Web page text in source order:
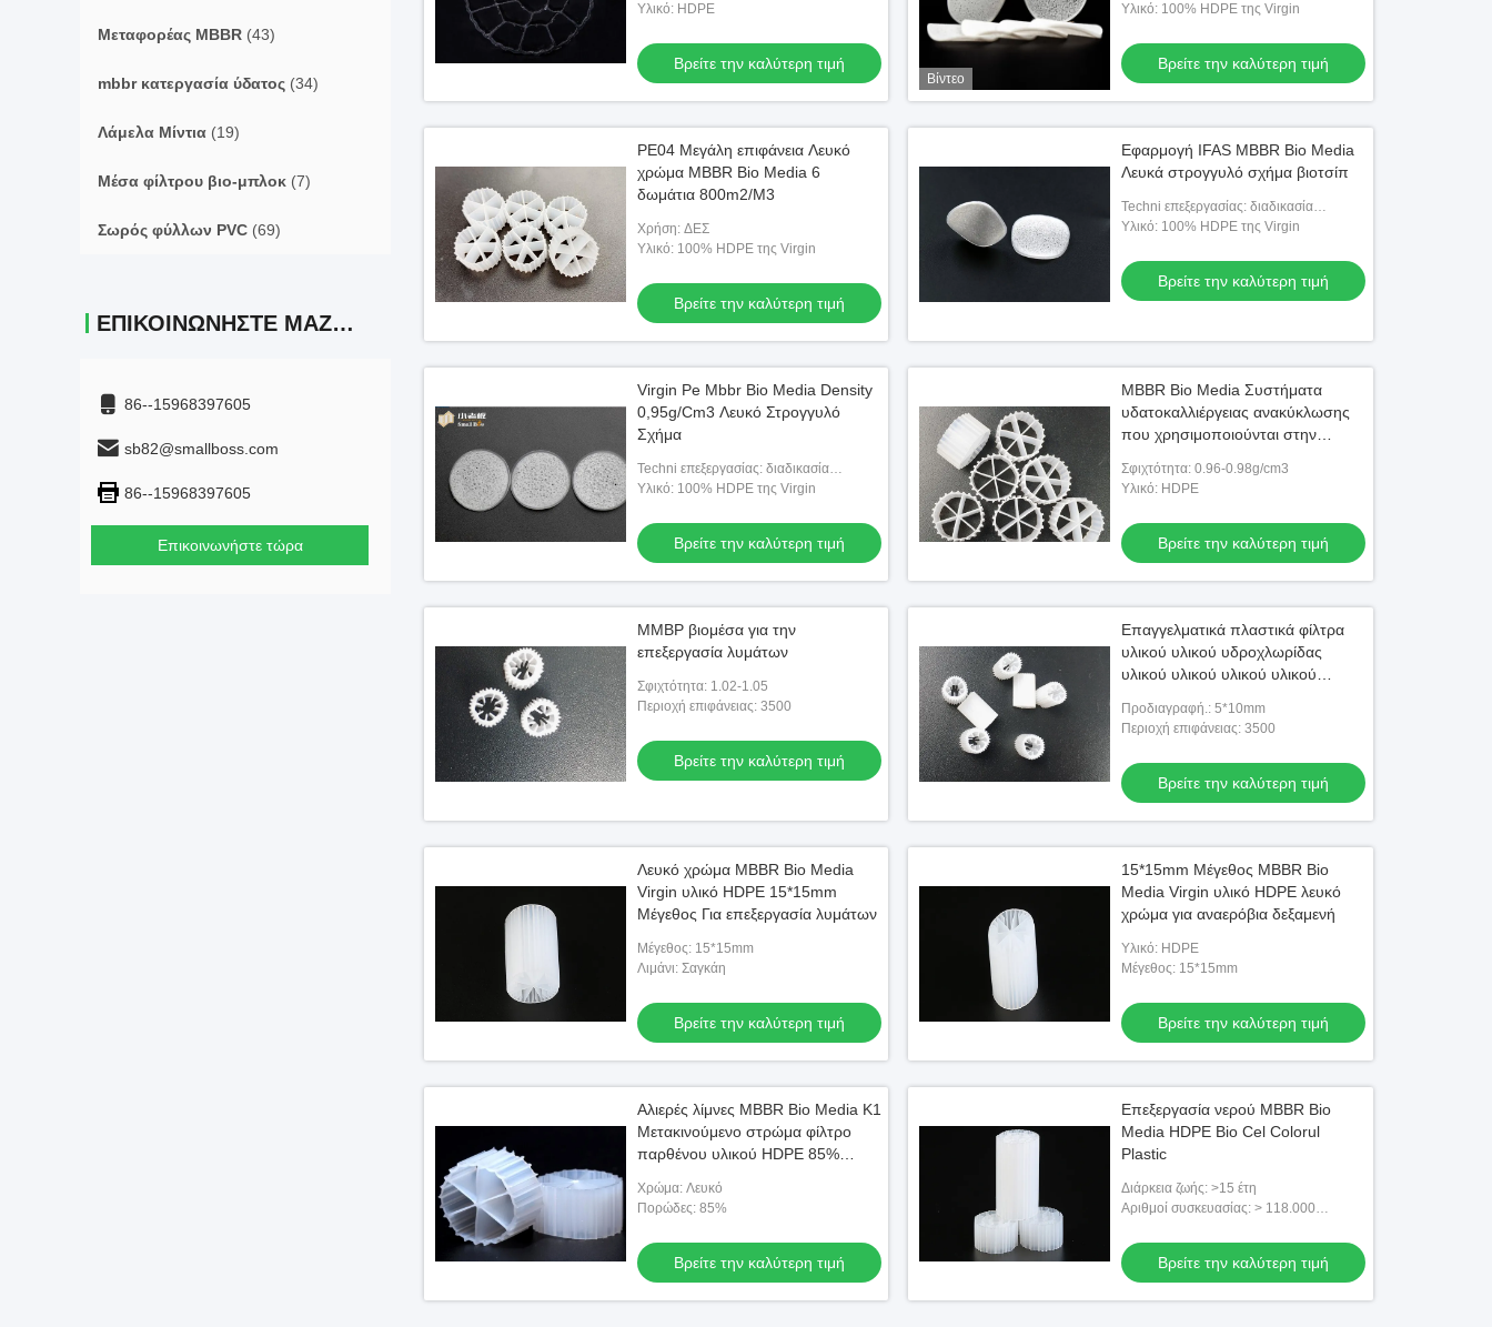
Μεταφορέας MBBR (43)
mbbr κατεργασία ύδατος (34)
Λάμελα Μίντια (19)
Μέσα φίλτρου βιο-μπλοκ (7)
Σωρός φύλλων PVC (69)
ΕΠΙΚΟΙΝΩΝΉΣΤΕ ΜΑΖΊ ΜΑΣ.
86--15968397605
sb82@smallboss.com
86--15968397605
Επικοινωνήστε τώρα
Υλικό: HDPE
Βρείτε την καλύτερη τιμή
Βίντεο
εξώθησηςΥλικό: 100% HDPE της Virgin
Βρείτε την καλύτερη τιμή
PE04 Μεγάλη επιφάνεια Λευκό
χρώμα MBBR Bio Media 6
δωμάτια 800m2/M3
Χρήση: ΔΕΣ
Υλικό: 100% HDPE της Virgin
Βρείτε την καλύτερη τιμή
Εφαρμογή IFAS MBBR Bio Media
Λευκά στρογγυλό σχήμα βιοτσίπ
Techni επεξεργασίας: διαδικασία
εξώθησηςΥλικό: 100% HDPE της Virgin
Βρείτε την καλύτερη τιμή
Virgin Pe Mbbr Bio Media Density
0,95g/Cm3 Λευκό Στρογγυλό
Σχήμα
Techni επεξεργασίας: διαδικασία
εξώθησηςΥλικό: 100% HDPE της Virgin
Βρείτε την καλύτερη τιμή
MBBR Bio Media Συστήματα
υδατοκαλλιέργειας ανακύκλωσης
που χρησιμοποιούνται στην
Σφιχτότητα: 0.96-0.98g/cm3
Υλικό: HDPE
Βρείτε την καλύτερη τιμή
ΜΜΒΡ βιομέσα για την
επεξεργασία λυμάτων
Σφιχτότητα: 1.02-1.05
Περιοχή επιφάνειας: 3500
Βρείτε την καλύτερη τιμή
Επαγγελματικά πλαστικά φίλτρα
υλικού υλικού υδροχλωρίδας
υλικού υλικού υλικού υλικού
υλικού υλικού υλικού
Προδιαγραφή.: 5*10mm
Περιοχή επιφάνειας: 3500
Βρείτε την καλύτερη τιμή
Λευκό χρώμα MBBR Bio Media
Virgin υλικό HDPE 15*15mm
Μέγεθος Για επεξεργασία λυμάτων
Μέγεθος: 15*15mm
Λιμάνι: Σαγκάη
Βρείτε την καλύτερη τιμή
15*15mm Μέγεθος MBBR Bio
Media Virgin υλικό HDPE λευκό
χρώμα για αναερόβια δεξαμενή
Υλικό: HDPE
Μέγεθος: 15*15mm
Βρείτε την καλύτερη τιμή
Αλιερές λίμνες MBBR Bio Media K1
Μετακινούμενο στρώμα φίλτρο
παρθένου υλικού HDPE 85%
Χρώμα: Λευκό
Πορώδες: 85%
Βρείτε την καλύτερη τιμή
Επεξεργασία νερού MBBR Bio
Media HDPE Bio Cel Colorul
Plastic
Διάρκεια ζωής: >15 έτη
Αριθμοί συσκευασίας: > 118.000
Βρείτε την καλύτερη τιμή